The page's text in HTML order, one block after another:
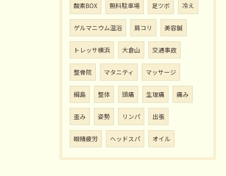
酸素BOX 無料駐車場 足ツボ 冷え
ゲルマニウム温浴 肩コリ 美容鍼
トレッサ横浜 大倉山 交通事故
整骨院 マタニティ マッサージ
綱島 整体 頭痛 生理痛 痛み
歪み 姿勢 リンパ 出張
眼精疲労 ヘッドスパ オイル